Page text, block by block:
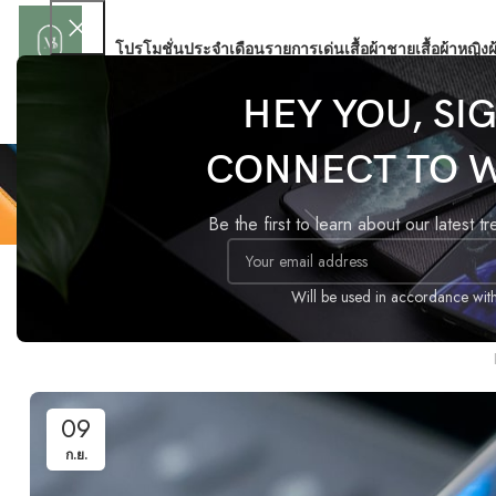
HEY YOU,
CONNECT TO
Be the first to learn about our latest
Will be used in accordance
โปรโมชั่นประจำเดือนรายการเด่นเสื้อผ้าชายเสื้อผ้าหญิง
Green
09
ก.ย.